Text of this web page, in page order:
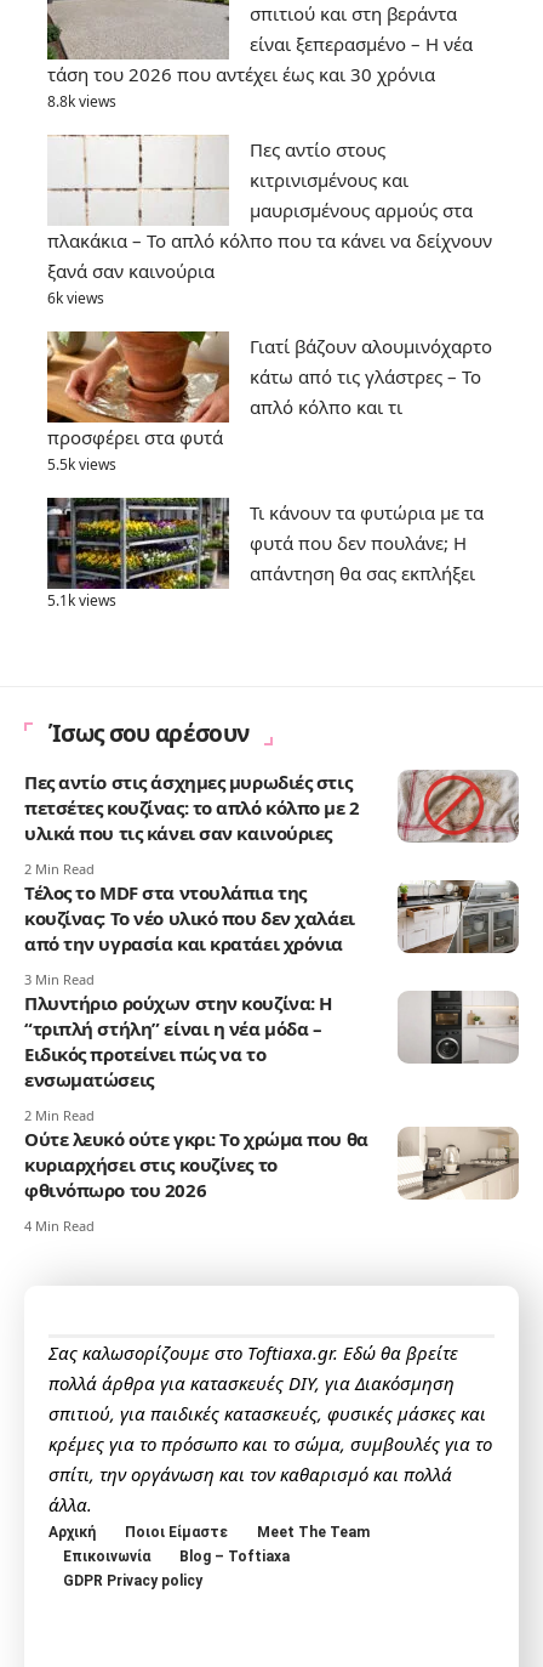
σπιτιού και στη βεράντα
είναι ξεπερασμένο – Η νέα
τάση του 2026 που αντέχει έως και 30 χρόνια
8.8k views
Πες αντίο στους
κιτρινισμένους και
μαυρισμένους αρμούς στα
πλακάκια – Το απλό κόλπο που τα κάνει να δείχνουν
ξανά σαν καινούρια
6k views
Γιατί βάζουν αλουμινόχαρτο
κάτω από τις γλάστρες – Το
απλό κόλπο και τι
προσφέρει στα φυτά
5.5k views
Τι κάνουν τα φυτώρια με τα
φυτά που δεν πουλάνε; Η
απάντηση θα σας εκπλήξει
5.1k views
Ίσως σου αρέσουν
Πες αντίο στις άσχημες μυρωδιές στις
πετσέτες κουζίνας: το απλό κόλπο με 2
υλικά που τις κάνει σαν καινούριες
2 Min Read
Τέλος το MDF στα ντουλάπια της
κουζίνας: Το νέο υλικό που δεν χαλάει
από την υγρασία και κρατάει χρόνια
3 Min Read
Πλυντήριο ρούχων στην κουζίνα: Η
“τριπλή στήλη” είναι η νέα μόδα –
Ειδικός προτείνει πώς να το
ενσωματώσεις
2 Min Read
Ούτε λευκό ούτε γκρι: Το χρώμα που θα
κυριαρχήσει στις κουζίνες το
φθινόπωρο του 2026
4 Min Read
Σας καλωσορίζουμε στο Toftiaxa.gr. Εδώ θα βρείτε
πολλά άρθρα για κατασκευές DIY, για Διακόσμηση
σπιτιού, για παιδικές κατασκευές, φυσικές μάσκες και
κρέμες για το πρόσωπο και το σώμα, συμβουλές για το
σπίτι, την οργάνωση και τον καθαρισμό και πολλά
άλλα.
Αρχική Ποιοι Είμαστε
Meet The Team
Επικοινωνία
Blog – Toftiaxa
GDPR Privacy policy